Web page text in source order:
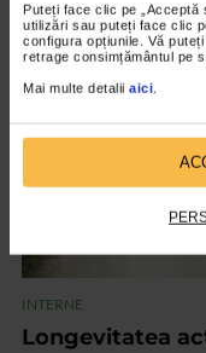
Puteți face clic pe
utilizări sau puteți face clic
configura opțiunile. Vă
retrage consimțământul pe
Mai multe detalii aici.
VIDEO
INTERNE
Longevitatea